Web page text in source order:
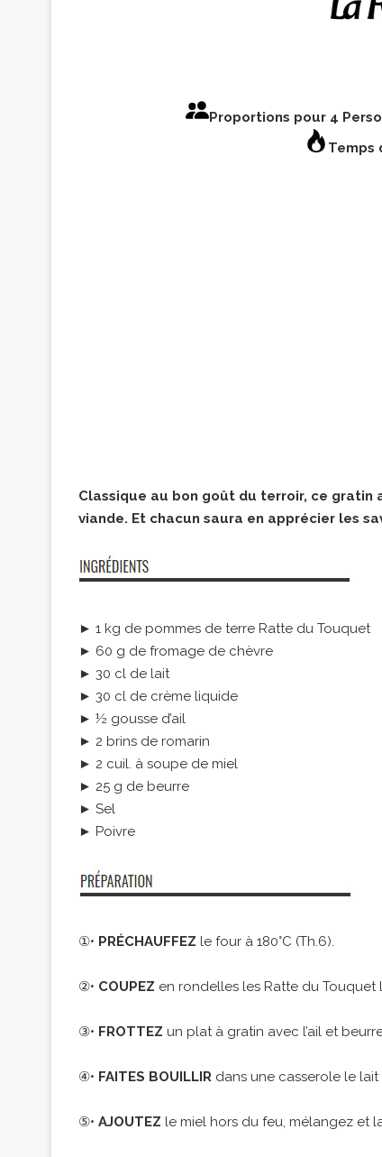
Proportions pour 4
Temps
Classique au bon goût du terroir, ce gratin
viande. Et chacun saura en apprécier les
► 1 kg de pommes de terre Ratte du Touquet
► 60 g de fromage de chèvre
► 30 cl de lait
► 30 cl de crème liquide
► ½ gousse d’ail
► 2 brins de romarin
► 2 cuil. à soupe de miel
► 25 g de beurre
► Sel
► Poivre
①• PRÉCHAUFFEZ le four à 180°C (Th.6).
②• COUPEZ en rondelles les Ratte du Touquet
③• FROTTEZ un plat à gratin avec l’ail et
④• FAITES BOUILLIR dans une casserole le
⑤• AJOUTEZ le miel hors du feu, mélangez et